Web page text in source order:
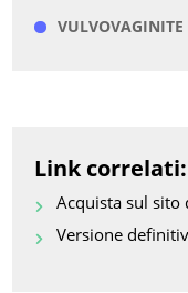
VULVOVAGINITE
Link correlati:
Acquista sul sito
Versione